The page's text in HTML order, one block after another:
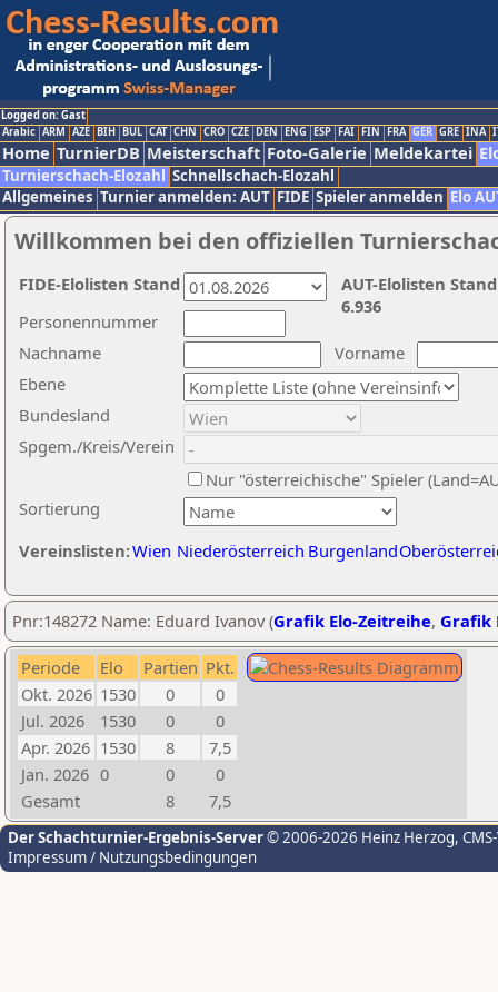
Logged on: Gast
Arabic ARM AZE BIH BUL CAT CHN CRO CZE DEN ENG ESP FAI FIN FRA GER GRE INA
Home TurnierDB Meisterschaft Foto-Galerie Meldekartei
Turnierschach-Elozahl Schnellschach-Elozahl
Allgemeines Turnier anmelden: AUT FIDE Spieler anmelden Elo
Willkommen bei den offiziellen
Nachname
Vorname
Ebene
Sortierung
Personennummer
Bundesland
Spgem./Kreis/Verein
Nur "österreichische" Spieler
Vereinslisten:Wien Niederösterreich Burgenland
AUT-Elolisten
6.936
FIDE-Elolisten Stand
Pnr:148272 Name: Eduard Ivanov (Grafik Elo-Zeitreihe, Grafik
Periode Elo Partien Pkt.
Okt. 2026 1530 0
0
Jul. 2026
1530 0
0
Apr. 2026 1530 8
7,5
Jan. 2026 0 0
0
Gesamt
8 7,5
Der Schachturnier-Ergebnis-Server© 2006-2026 Heinz Herzog,
Impressum / Nutzungsbedingungen